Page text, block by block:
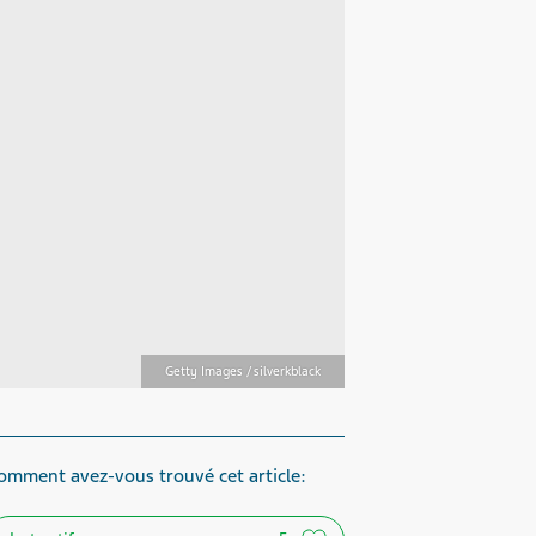
Getty Images / silverkblack
avez-vous trouvé cet article: